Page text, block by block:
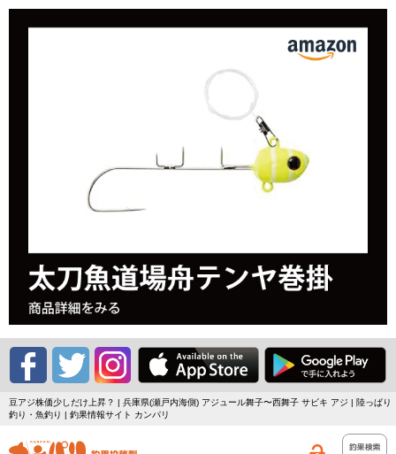
豆アジ株価少しだけ上昇？ | 兵庫県(瀬戸内海側) アジュール舞子〜西舞子 サビキ アジ | 陸っぱり
釣り・魚釣り | 釣果情報サイト カンパリ